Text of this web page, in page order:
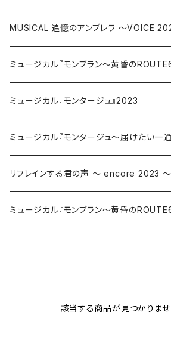
MUSICAL 追憶のアンブレラ ～VOICE
ミュージカル『モンブラン～黄昏の
ミュージカル『モンタージュ』2023
ミュージカル『モンタージュ～届けたい一
リフレインする君の声 〜 encore 2023 〜
ミュージカル『モンブラン～黄昏の
該当する商品が見つかりませ